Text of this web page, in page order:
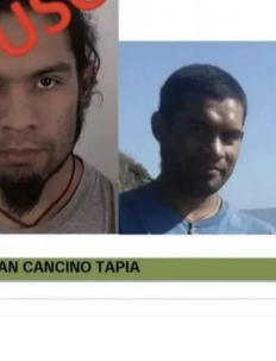
la mañana del
donde equipos
ubicar a Cancino
reunidos por la
con disparos al
concretar su detención,
armado.
primero Cosme